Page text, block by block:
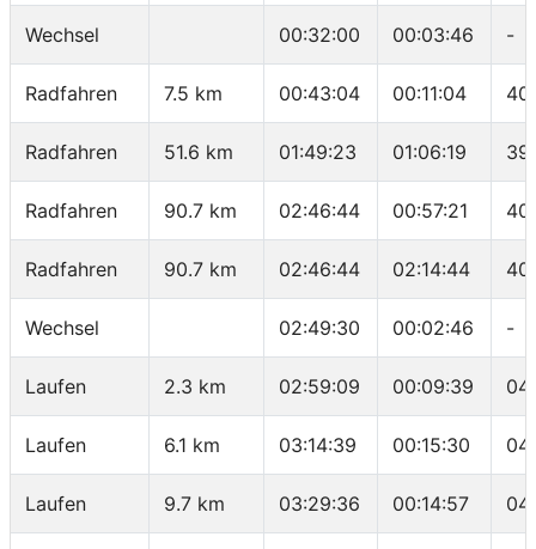
Wechsel 00:32:00 00:03:46 -
Radfahren 7.5 km 00:43:04 00:11:04
Radfahren 51.6 km 01:49:23 01:06:19
Radfahren 90.7 km 02:46:44 00:57:21
Radfahren 90.7 km 02:46:44 02:14:44
Wechsel 02:49:30 00:02:46 -
Laufen 2.3 km 02:59:09 00:09:39
Laufen 6.1 km 03:14:39 00:15:30
Laufen 9.7 km 03:29:36 00:14:57